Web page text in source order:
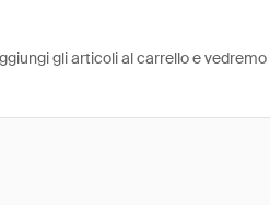
gli articoli al carrello e vedremo